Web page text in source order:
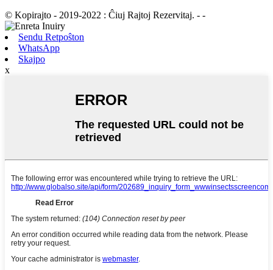
© Kopirajto - 2019-2022 : Ĉiuj Rajtoj Rezervitaj. - -
Sendu Retpoŝton
WhatsApp
Skajpo
x